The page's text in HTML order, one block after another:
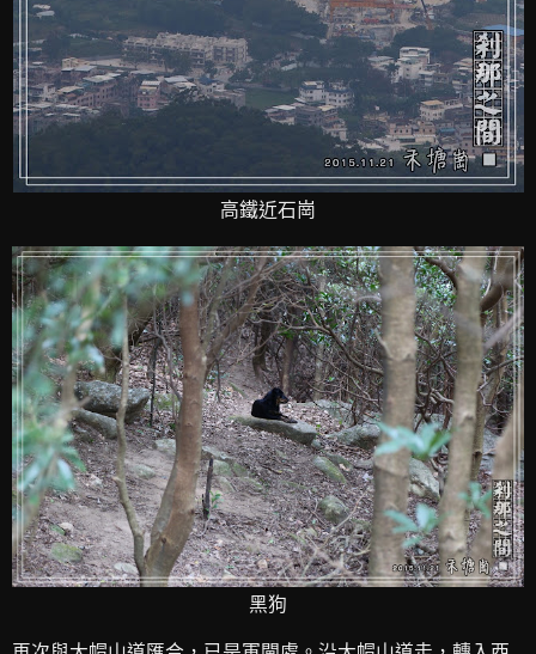
高鐵近石崗
黑狗